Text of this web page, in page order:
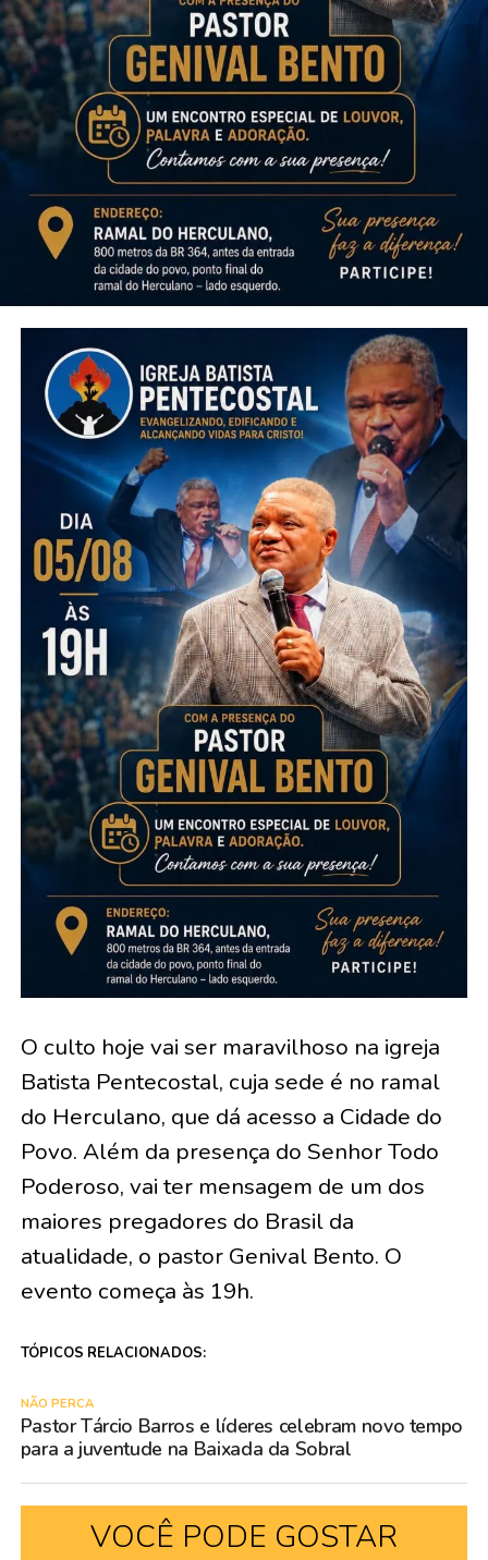
O culto hoje vai ser maravilhoso na igreja
Batista Pentecostal, cuja sede é no ramal
do Herculano, que dá acesso a Cidade do
Povo. Além da presença do Senhor Todo
Poderoso, vai ter mensagem de um dos
maiores pregadores do Brasil da
atualidade, o pastor Genival Bento. O
evento começa às 19h.
TÓPICOS RELACIONADOS:
NÃO PERCA
Pastor Tárcio Barros e líderes celebram novo tempo
para a juventude na Baixada da Sobral
VOCÊ PODE GOSTAR